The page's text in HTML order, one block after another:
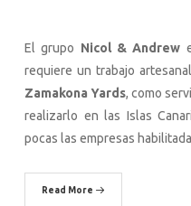
El grupo Nicol & Andrew
requiere un trabajo
Zamakona Yards, como
realizarlo en las Islas
pocas las empresas
Read More